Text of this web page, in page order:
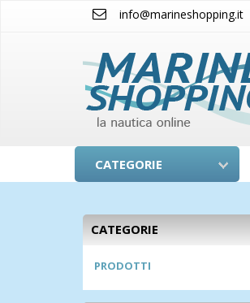
info@marineshopping.it
CATEGORIE
CATEGORIE
PRODOTTI